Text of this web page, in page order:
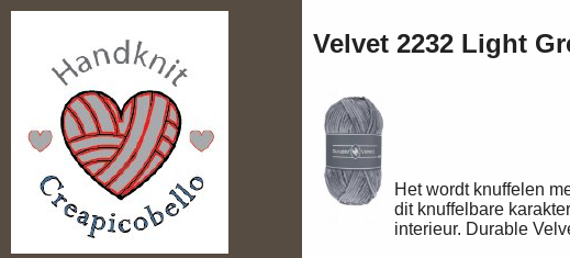
Velvet 2232 Light
Het wordt knuffelen
dit knuffelbare
interieur. Durable